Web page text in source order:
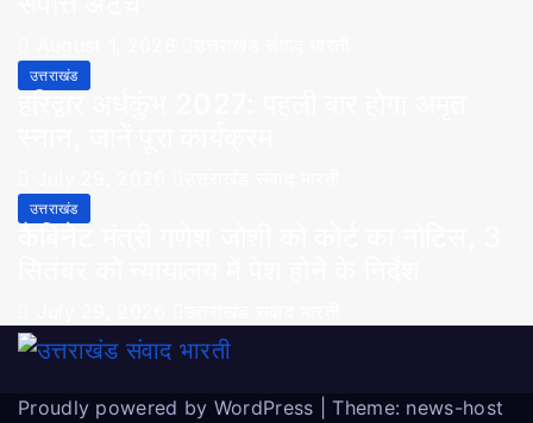
उत्तराखंड
उत्तराखंड
Proudly powered by WordPress |Theme: news-host